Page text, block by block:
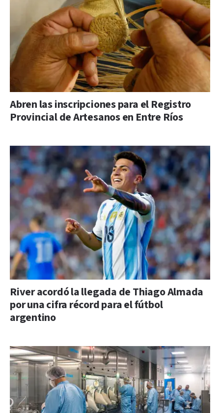
Abren las inscripciones para el Registro
Provincial de Artesanos en Entre Ríos
River acordó la llegada de Thiago Almada
por una cifra récord para el fútbol
argentino